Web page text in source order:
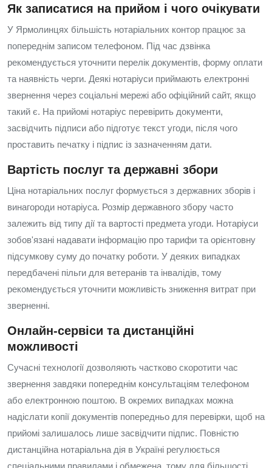
Як записатися на прийом і чого очікувати
У Ярмолинцях більшість нотаріальних контор працює за
попереднім записом телефоном. Під час дзвінка
рекомендується уточнити перелік документів, форму оплати
та наявність черги. Деякі нотаріуси приймають електронні
звернення через соціальні мережі або офіційний сайт, якщо
такий є. На прийомі нотаріус перевірить документи,
засвідчить підписи або підготує текст угоди, після чого
проставить печатку і підпис із зазначенням дати.
Вартість послуг та державні збори
Ціна нотаріальних послуг формується з державних зборів і
винагороди нотаріуса. Розмір державного збору часто
залежить від типу дії та вартості предмета угоди. Нотаріуси
зобов'язані надавати інформацію про тарифи та орієнтовну
підсумкову суму до початку роботи. У деяких випадках
передбачені пільги для ветеранів та інвалідів, тому
рекомендується уточнити можливість зниження витрат при
зверненні.
Онлайн‑сервіси та дистанційні
можливості
Сучасні технології дозволяють частково скоротити час
звернення завдяки попереднім консультаціям телефоном
або електронною поштою. В окремих випадках можна
надіслати копії документів попередньо для перевірки, щоб на
прийомі залишалось лише засвідчити підпис. Повністю
дистанційна нотаріальна дія в Україні регулюється
спеціальними правилами і обмежена, тому для більшості